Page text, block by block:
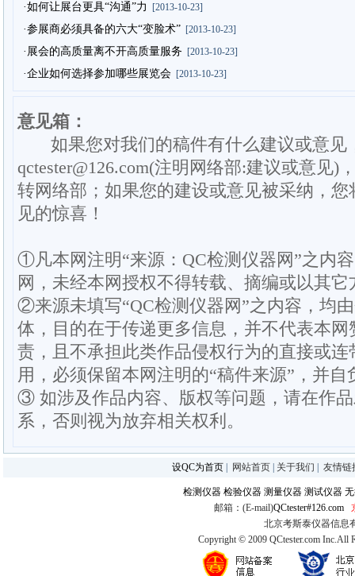
·如何让展台更具“沟通”力 [2013-10-23]
·参展商必须具备的六大“变脸术”[2013-10-23]
·展会的高质量离不开高质量服务 [2013-10-23]
·企业如何选择参加哪些展览会[2013-10-23]
意见箱：
如果您对我们的稿件有什么建议或意见
qctester@126.com(注明网络部:建议或意见)
转网络部；如果您的建设或意见被采纳，
见的惊喜！
①凡本网注明“来源：QC检测仪器网”之内
网，未经本网授权不得转载、摘编或以其它
②来源未填写“QC检测仪器网”之内容，均
体，目的在于传递更多信息，并不代表本
责，且不承担此类作品侵权行为的直接或
用，必须保留本网注明的“稿件来源”，并
③ 如涉及作品内容、版权等问题，请在作
系，否则视为放弃相关权利。
设QC为首页 网站首页 关于我们 友情链
检测仪器 检验仪器 测量仪器 测试仪器
邮箱：(E-mail)QCtester#126.com
北京考斯泰仪器信息
Copyright © 2009 QCtester.com Inc.All